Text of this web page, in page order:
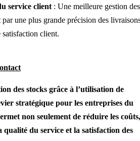
service client : Une meilleure gestion des
par une plus grande précision des
client.
des stocks grâce à l’utilisation de
stratégique pour les entreprises du
non seulement de réduire les coûts,
qualité du service et la satisfaction des